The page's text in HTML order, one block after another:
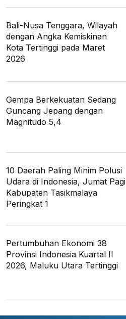
Bali-Nusa Tenggara, Wilayah
dengan Angka Kemiskinan
Kota Tertinggi pada Maret
2026
Gempa Berkekuatan Sedang
Guncang Jepang dengan
Magnitudo 5,4
10 Daerah Paling Minim Polusi
Udara di Indonesia, Jumat Pagi
Kabupaten Tasikmalaya
Peringkat 1
Pertumbuhan Ekonomi 38
Provinsi Indonesia Kuartal II
2026, Maluku Utara Tertinggi